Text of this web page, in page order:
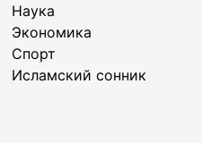
Наука
Экономика
Спорт
Исламский сонник